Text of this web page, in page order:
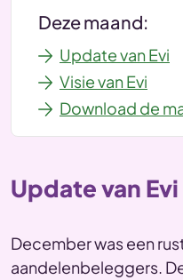
Deze maand:
Update van Evi
Visie van Evi
Download de
Update van Evi
December was een
aandelenbeleggers.